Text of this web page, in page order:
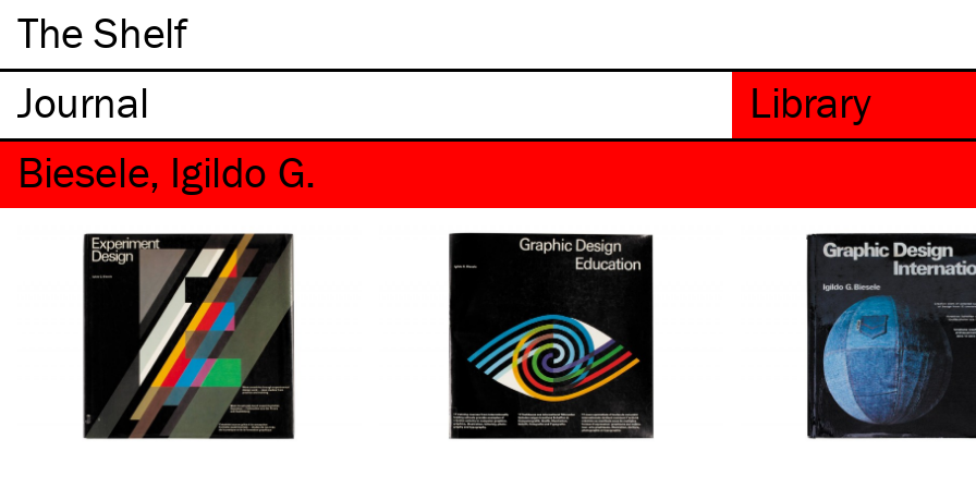
The Shelf
Biesele, Igildo G.